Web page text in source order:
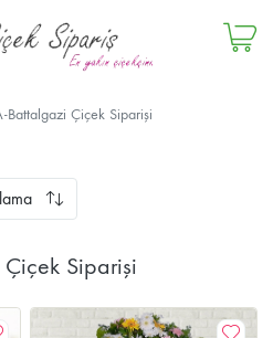
Battalgazi Çiçek Siparişi
Siparişi